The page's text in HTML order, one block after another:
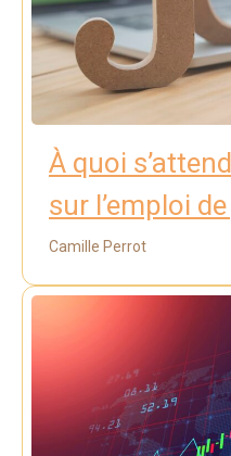
À quoi
sur l’emploi
Camille Perrot